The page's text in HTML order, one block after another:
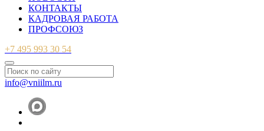
КОНТАКТЫ
КАДРОВАЯ РАБОТА
ПРОФСОЮЗ
+7 495 993 30 54
info@vniilm.ru